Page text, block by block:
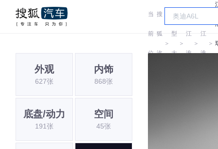
当
前
位
搜
狐
汽
＞
车
型
大
＞
江
淮
＞
江
淮
＞
外观
627张
内饰
868张
底盘/动力
191张
空间
45张